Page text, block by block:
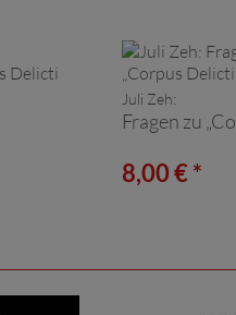
Juli Zeh:
Fragen zu
8,00 € *